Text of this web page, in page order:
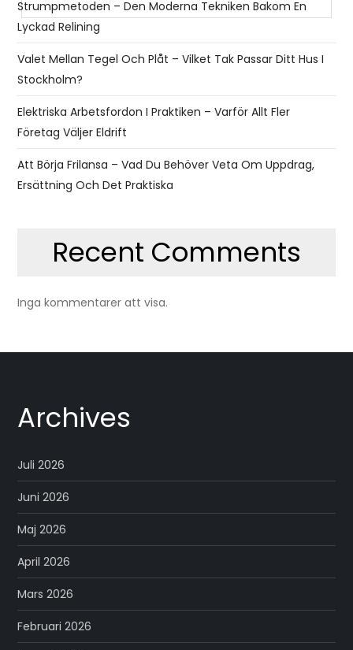
Strumpmetoden – Den Moderna Tekniken Bakom En
Lyckad Relining
Valet Mellan Tegel Och Plåt – Vilket Tak Passar Ditt Hus I
Stockholm?
Elektriska Arbetsfordon I Praktiken – Varför Allt Fler
Företag Väljer Eldrift
Att Börja Frilansa – Vad Du Behöver Veta Om Uppdrag,
Ersättning Och Det Praktiska
Recent Comments
Inga kommentarer att visa.
Archives
Juli 2026
Juni 2026
Maj 2026
April 2026
Mars 2026
Februari 2026